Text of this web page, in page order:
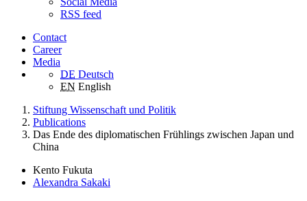
RSS feed
Contact
Career
Media
DE Deutsch
EN English
Stiftung Wissenschaft und Politik
Publications
Das Ende des diplomatischen Frühlings zwischen Japan und
China
Kento Fukuta
Alexandra Sakaki